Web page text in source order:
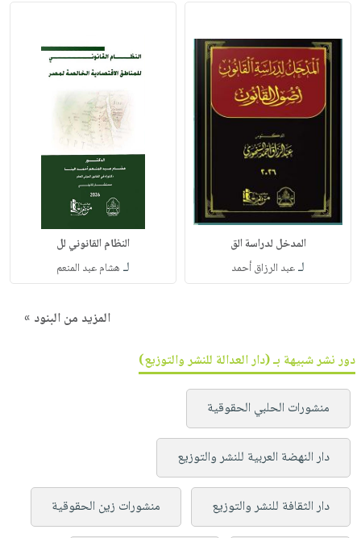
المدخل لدراسة الق
لـعبد الرزاق أحمد
النظام القانوني لل
لـ هشام عبد المنعم
المزيد من البنود »
دور نشر شبيهة بـ (دار العدالة للنشر والتوزيع)
منشورات الحلبي الحقوقية
دار النهضة العربية للنشر والتوزيع
دار الثقافة للنشر والتوزيع منشورات زين الحقوقية